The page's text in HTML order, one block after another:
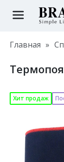
Главная »
Хит продаж